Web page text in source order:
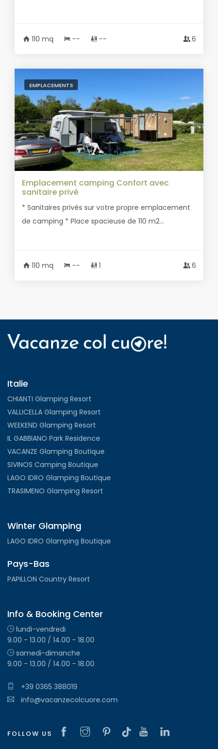
110 mq -- -- 6
EMPLACEMENTS
Emplacement camping Confort avec
sanitaire privé
* Sanitaires privés sur votre propre emplacement
de camping * Place spacieuse de 110 m2...
110 mq -- 1 6
Italie
CHIANTI Glamping Resort
VALLICELLA Glamping Resort
WEEKEND Glamping Resort
IL GABBIANO Park Residence
VACANZE Glamping Boutique
SIVINOS Camping Boutique
LAGO IDRO Glamping Boutique
TRASIMENO Glamping Resort
Winter Glamping
LAGO IDRO Glamping Boutique
Pays-Bas
PAPILLON Country Resort
Info & Booking Center
lundi-vendredi
9.00 - 13.00 / 14.00 - 18.00
samedi-dimanche
9.00 - 13.00 / 14.00 - 18.00
+39 0365 388019
info@vacanzecolcuore.com
FOLLOW US